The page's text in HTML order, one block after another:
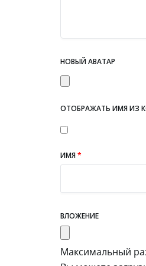
НОВЫЙ АВАТАР
ОТОБРАЖАТЬ ИМЯ ИЗ
ИМЯ*
ВЛОЖЕНИЕ
Максимальный